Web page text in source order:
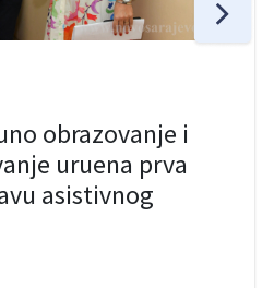
obrazovanje i
uruena prva
asistivnog